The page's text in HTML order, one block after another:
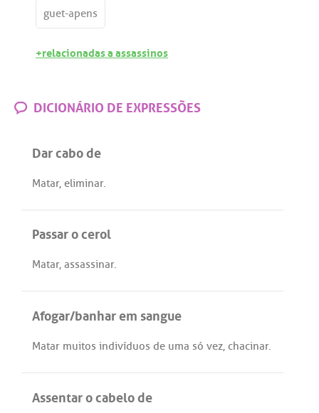
guet-apens
+relacionadas a assassinos
DICIONÁRIO DE EXPRESSÕES
Dar cabo de
Matar, eliminar.
Passar o cerol
Matar, assassinar.
Afogar/banhar em sangue
Matar muitos indivíduos de uma só vez, chacinar.
Assentar o cabelo de